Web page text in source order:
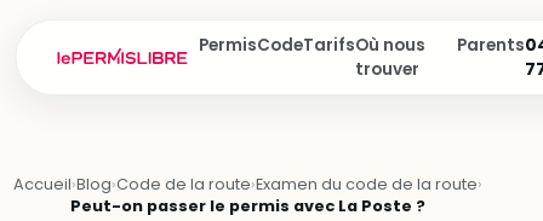
PermisCodeTarifsOù nous
trouver
Parents
Accueil›Blog›Code de la route›Examen du code de la route›
Peut-on passer le permis avec La Poste ?